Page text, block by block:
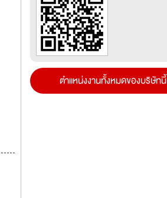
ตำแหน่งงานทั้งหมดของบริษัทนี้